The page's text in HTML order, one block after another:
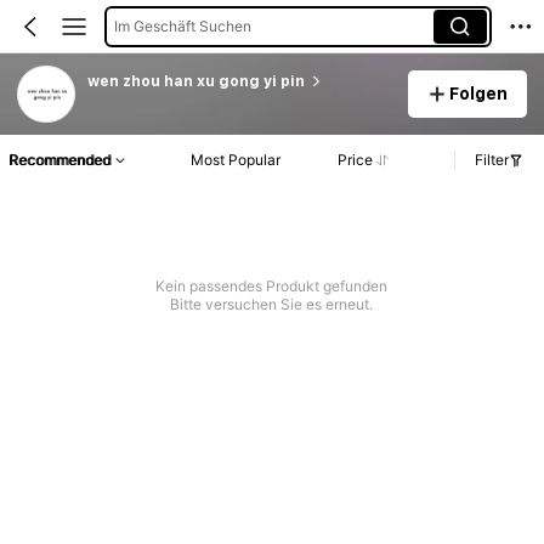
Im Geschäft Suchen
wen zhou han xu gong yi pin
Folgen
Recommended Most Popular Price Filter
Kein passendes Produkt gefunden
Bitte versuchen Sie es erneut.